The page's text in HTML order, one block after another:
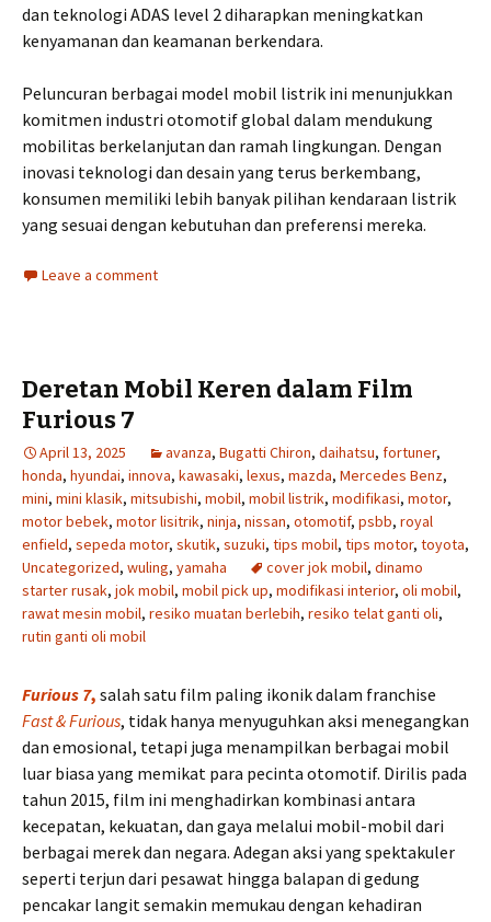
dan teknologi ADAS level 2 diharapkan meningkatkan
kenyamanan dan keamanan berkendara. ​
Peluncuran berbagai model mobil listrik ini menunjukkan
komitmen industri otomotif global dalam mendukung
mobilitas berkelanjutan dan ramah lingkungan. Dengan
inovasi teknologi dan desain yang terus berkembang,
konsumen memiliki lebih banyak pilihan kendaraan listrik
yang sesuai dengan kebutuhan dan preferensi mereka.
Leave a comment
Deretan Mobil Keren dalam Film
Furious 7
April 13, 2025 avanza, Bugatti Chiron, daihatsu, fortuner,
honda, hyundai, innova, kawasaki, lexus, mazda, Mercedes Benz,
mini, mini klasik, mitsubishi, mobil, mobil listrik, modifikasi, motor,
motor bebek, motor lisitrik, ninja, nissan, otomotif, psbb, royal
enfield, sepeda motor, skutik, suzuki, tips mobil, tips motor, toyota,
Uncategorized, wuling, yamaha cover jok mobil, dinamo
starter rusak, jok mobil, mobil pick up, modifikasi interior, oli mobil,
rawat mesin mobil, resiko muatan berlebih, resiko telat ganti oli,
rutin ganti oli mobil
Furious 7, salah satu film paling ikonik dalam franchise
Fast & Furious, tidak hanya menyuguhkan aksi menegangkan
dan emosional, tetapi juga menampilkan berbagai mobil
luar biasa yang memikat para pecinta otomotif. Dirilis pada
tahun 2015, film ini menghadirkan kombinasi antara
kecepatan, kekuatan, dan gaya melalui mobil-mobil dari
berbagai merek dan negara. Adegan aksi yang spektakuler
seperti terjun dari pesawat hingga balapan di gedung
pencakar langit semakin memukau dengan kehadiran